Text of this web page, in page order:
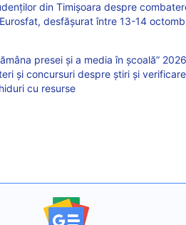
din Timișoara despre
desfășurat între 13-14
presei și a media în școală”
și concursuri despre știri și
cu resurse